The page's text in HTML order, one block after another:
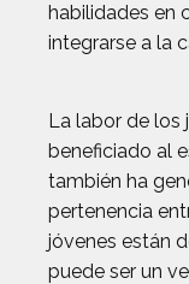
habilidades en
integrarse a la
La labor de los
beneficiado al
también ha
pertenencia
jóvenes están
puede ser un